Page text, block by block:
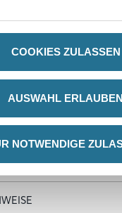
COOKIES ZULASSEN
AUSWAHL ERLAUBEN
NOTWENDIGE